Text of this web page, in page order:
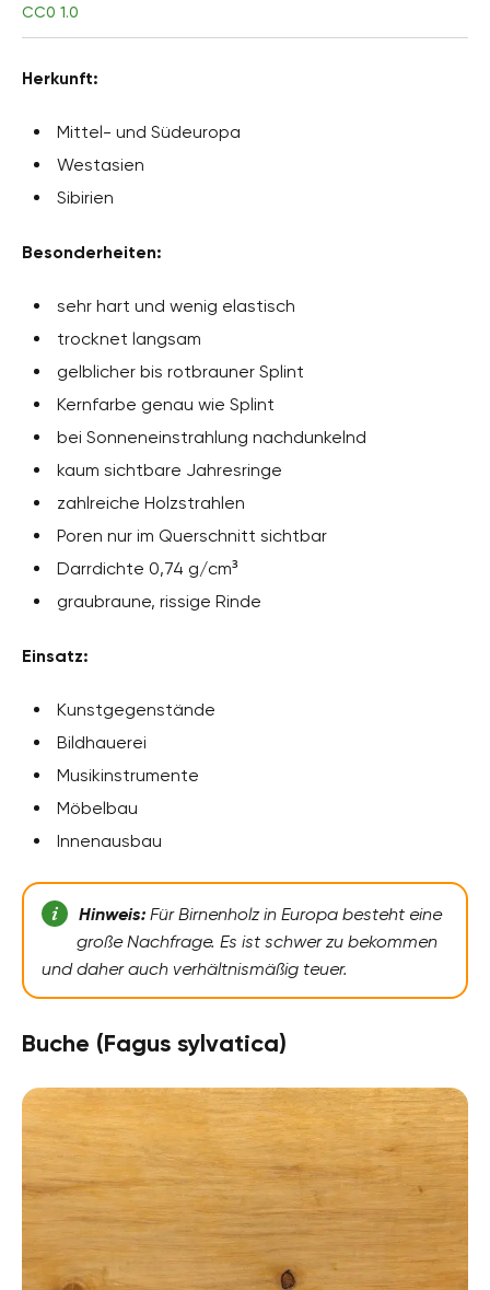
CC0 1.0
Herkunft:
Mittel- und Südeuropa
Westasien
Sibirien
Besonderheiten:
sehr hart und wenig elastisch
trocknet langsam
gelblicher bis rotbrauner Splint
Kernfarbe genau wie Splint
bei Sonneneinstrahlung nachdunkelnd
kaum sichtbare Jahresringe
zahlreiche Holzstrahlen
Poren nur im Querschnitt sichtbar
Darrdichte 0,74 g/cm³
graubraune, rissige Rinde
Einsatz:
Kunstgegenstände
Bildhauerei
Musikinstrumente
Möbelbau
Innenausbau
Hinweis:Für Birnenholz in Europa besteht eine
große Nachfrage. Es ist schwer zu bekommen
und daher auch verhältnismäßig teuer.
Buche (Fagus sylvatica)